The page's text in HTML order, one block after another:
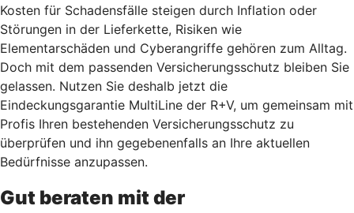
Kosten für Schadensfälle steigen durch Inflation oder
Störungen in der Lieferkette, Risiken wie
Elementarschäden und Cyberangriffe gehören zum Alltag.
Doch mit dem passenden Versicherungsschutz bleiben Sie
gelassen. Nutzen Sie deshalb jetzt die
Eindeckungsgarantie MultiLine der R+V, um gemeinsam mit
Profis Ihren bestehenden Versicherungsschutz zu
überprüfen und ihn gegebenenfalls an Ihre aktuellen
Bedürfnisse anzupassen.
Gut beraten mit der